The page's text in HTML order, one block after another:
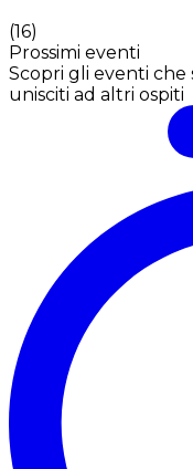
(16)
Prossimi eventi
Scopri gli eventi che
unisciti ad altri ospiti